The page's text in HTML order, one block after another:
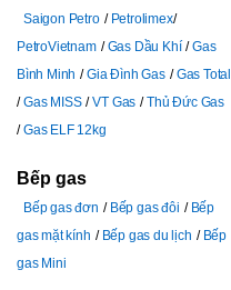
Saigon Petro
Petrolimex
PetroVietnam
Gas Dầu Khí
Gas
Bình Minh
Gia Đình Gas
Gas Total
Gas MISS
VT Gas
Thủ Đức Gas
Gas ELF 12kg
Bếp gas
Bếp gas đơn Bếp gas đôi
Bếp
gas mặt kính
Bếp gas du lịch
Bếp
gas Mini